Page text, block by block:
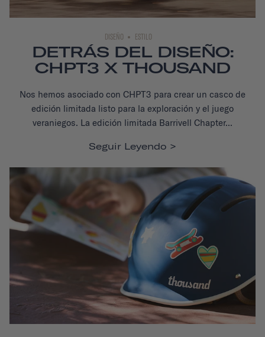
DISEÑO ESTILO
DETRÁS DEL DISEÑO:
CHPT3 X THOUSAND
Nos hemos asociado con CHPT3 para crear un casco de
edición limitada listo para la exploración y el juego
veraniegos. La edición limitada Barrivell Chapter...
Seguir Leyendo